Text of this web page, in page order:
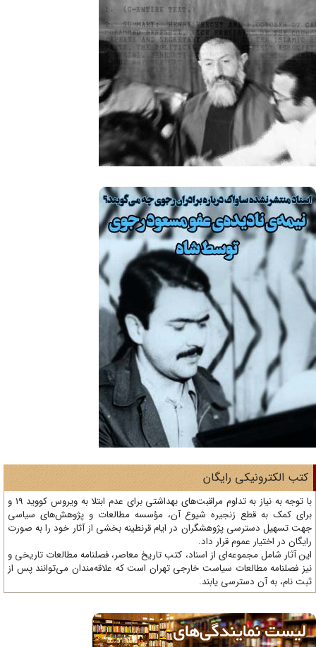
الکترونیکی رایگان
با توجه به نیاز به تداوم مراقبت‌های بهداشتی برای عدم ابتلا به ویروس کووید 19 و
کمک به قطع زنجیره شیوع آن، مؤسسه مطالعات و پژوهش‌های سیاسی
تسهیل دسترسی پژوهشگران در ایام قرنطینه بخشی از آثار خود را به صورت
در اختیار عموم قرار داد.
آثار شامل مجموعه‌ای از اسناد، کتب تاریخ معاصر، فصلنامه‌ مطالعات تاریخی و
فصلنامه مطالعات سیاست خارجی تهران است که علاقه‌مندان می‌توانند پس از
نام، به آن دسترسی یابند.